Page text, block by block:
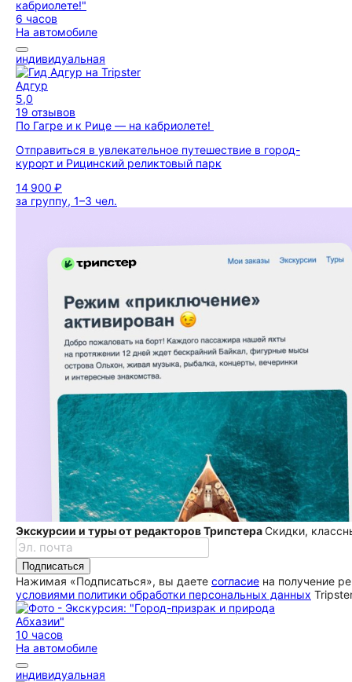
6 часов
На автомобиле
индивидуальная
Адгур
5,0
19 отзывов
По Гагре и к Рице — на кабриолете!
Отправиться в увлекательное путешествие в город-
курорт и Рицинский реликтовый парк
14 900 ₽
за группу, 1–3 чел.
Экскурсии и туры от редакторов ТрипстераСкидки,
Подписаться
Нажимая «Подписаться», вы даете согласие на получение
условиями политики обработки персональных данных
10 часов
На автомобиле
индивидуальная